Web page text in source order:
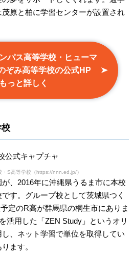
原と柏に学習センターが設置され
パス高等学校・ヒューマ
ぞみ高等学校の公式HP
っと詳しく
・S高等学校（https://nnn.ed.jp/）
、2016年に沖縄県うるま市に本校
す。グループ校として茨城県つく
定のR高が群馬県の桐生市にありま
活用した「ZEN Study」というオリ
、ネット学習で単位を取得してい
ます。